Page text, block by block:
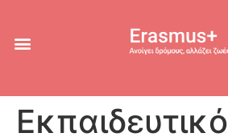
Εκπαιδευτικό